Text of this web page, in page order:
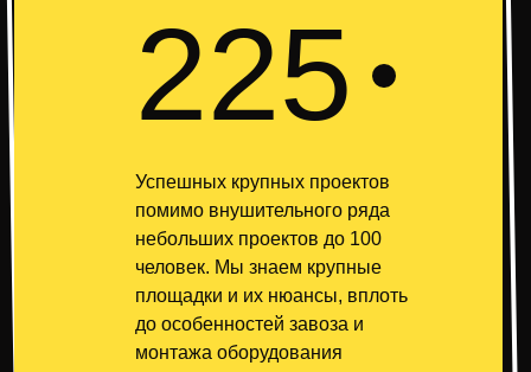
225
Успешных крупных проектов
помимо внушительного ряда
небольших проектов до 100
человек. Мы знаем крупные
площадки и их нюансы, вплоть
до особенностей завоза и
монтажа оборудования